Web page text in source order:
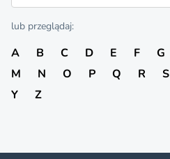
lub przeglądaj:
A B C D E F G
M
N O P Q R S
Y
Z